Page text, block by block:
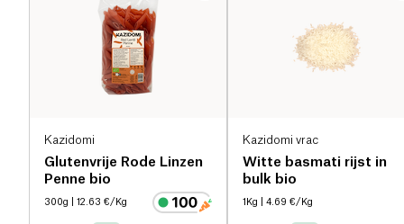
Kazidomi
Glutenvrije Rode Linzen
Penne bio
300g | 12.63 €/Kg
Kazidomi vrac
Witte basmati rijst in
bulk bio
1Kg | 4.69 €/Kg
Dankzij hun glutenvrije samenstelling zijn ze
geschikt voor mensen die een specifiek dieet
volgen, terwijl ze de voordelen van bruine rijst
bieden, rijk aan voedingsstoffen. Gemaakt met
heerlijke maaltijden. Ideaal om traditionele
recepten opnieuw te ontdekken en te genieten van
authentieke smaken.
0 g